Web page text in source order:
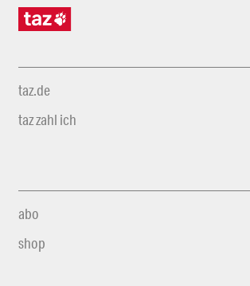
taz.de
taz zahl ich
abo
shop